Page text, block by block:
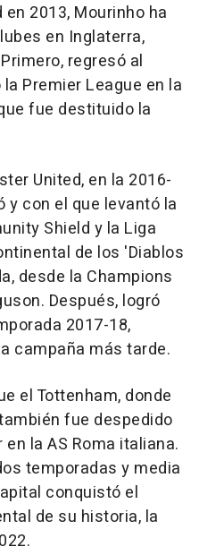
2013, Mourinho ha
en Inglaterra,
regresó al
Premier League en la
fue destituido la
United, en la 2016-
y con el que levantó la
Shield y la Liga
de los 'Diablos
desde la Champions
Después, logró
2017-18,
campaña más tarde.
el Tottenham, donde
fue despedido
la AS Roma italiana.
temporadas y media
conquistó el
de su historia, la